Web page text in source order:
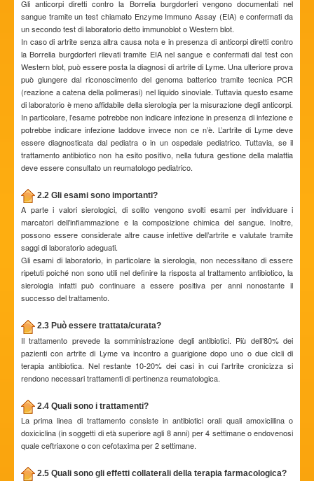
Gli anticorpi diretti contro la Borrelia burgdorferi vengono documentati nel
sangue tramite un test chiamato Enzyme Immuno Assay (EIA) e confermati da
un secondo test di laboratorio detto immunoblot o Western blot.
In caso di artrite senza altra causa nota e in presenza di anticorpi diretti contro
la Borrelia burgdorferi rilevati tramite EIA nel sangue e confermati dal test con
Western blot, può essere posta la diagnosi di artrite di Lyme. Una ulteriore prova
può giungere dal riconoscimento del genoma batterico tramite tecnica PCR
(reazione a catena della polimerasi) nel liquido sinoviale. Tuttavia questo esame
di laboratorio è meno affidabile della sierologia per la misurazione degli anticorpi.
In particolare, l’esame potrebbe non indicare infezione in presenza di infezione e
potrebbe indicare infezione laddove invece non ce n’è. L’artrite di Lyme deve
essere diagnosticata dal pediatra o in un ospedale pediatrico. Tuttavia, se il
trattamento antibiotico non ha esito positivo, nella futura gestione della malattia
deve essere consultato un reumatologo pediatrico.
2.2 Gli esami sono importanti?
A parte i valori sierologici, di solito vengono svolti esami per individuare i
marcatori dell’infiammazione e la composizione chimica del sangue. Inoltre,
possono essere considerate altre cause infettive dell’artrite e valutate tramite
saggi di laboratorio adeguati.
Gli esami di laboratorio, in particolare la sierologia, non necessitano di essere
ripetuti poiché non sono utili nel definire la risposta al trattamento antibiotico, la
sierologia infatti può continuare a essere positiva per anni nonostante il
successo del trattamento.
2.3 Può essere trattata/curata?
Il trattamento prevede la somministrazione degli antibiotici. Più dell’80% dei
pazienti con artrite di Lyme va incontro a guarigione dopo uno o due cicli di
terapia antibiotica. Nel restante 10-20% dei casi in cui l’artrite cronicizza si
rendono necessari trattamenti di pertinenza reumatologica.
2.4 Quali sono i trattamenti?
La prima linea di trattamento consiste in antibiotici orali quali amoxicillina o
doxiciclina (in soggetti di età superiore agli 8 anni) per 4 settimane o endovenosi
quale ceftriaxone o con cefotaxima per 2 settimane.
2.5 Quali sono gli effetti collaterali della terapia farmacologica?